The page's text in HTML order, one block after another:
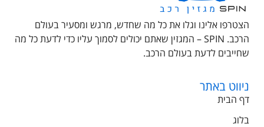
הצטרפו אלינו וגלו את כל מה שחדש, מרגש ומסעיר בעולם
הרכב. SPIN – המגזין שאתם יכולים לסמוך עליו כדי לדעת כל מה
שחייבים לדעת בעולם הרכב.
ניווט באתר
דף הבית
בלוג